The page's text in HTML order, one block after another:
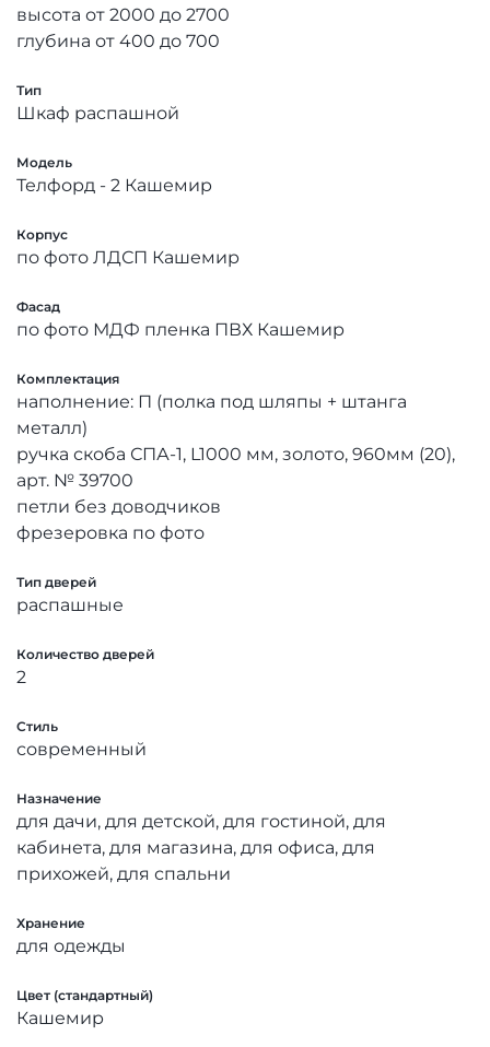
высота от 2000 до 2700
глубина от 400 до 700
Тип
Шкаф распашной
Модель
Телфорд - 2 Кашемир
Корпус
по фото ЛДСП Кашемир
Фасад
по фото МДФ пленка ПВХ Кашемир
Комплектация
наполнение: П (полка под шляпы + штанга
металл)
ручка скоба СПА-1, L1000 мм, золото, 960мм (20),
арт. № 39700
петли без доводчиков
фрезеровка по фото
Тип дверей
распашные
Количество дверей
2
Стиль
современный
Назначение
для дачи, для детской, для гостиной, для
кабинета, для магазина, для офиса, для
прихожей, для спальни
Хранение
для одежды
Цвет (стандартный)
Кашемир